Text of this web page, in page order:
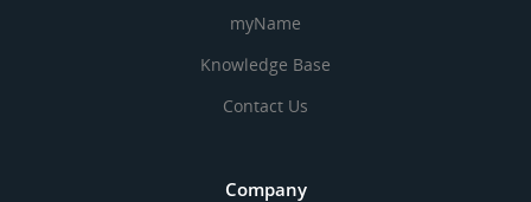
myName
Knowledge Base
Contact Us
Company